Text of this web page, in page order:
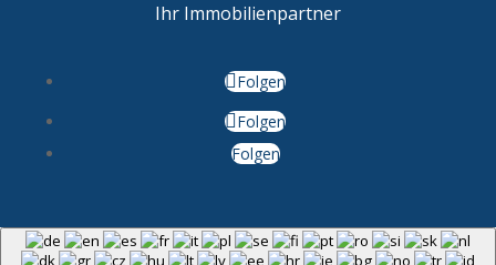
Ihr Immobilienpartner
Folgen
Folgen
Folgen